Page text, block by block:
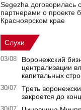
Segezha договорилась
партнерами о проекте
Красноярском крае
Слухи
03/08
Воронежский
централизации
капитальных
30/07
Треть
закроется до